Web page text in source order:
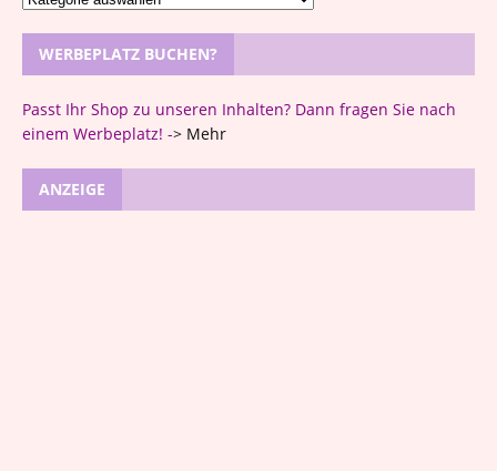
WERBEPLATZ BUCHEN?
Passt Ihr Shop zu unseren Inhalten? Dann fragen Sie nach
einem Werbeplatz! -> Mehr
ANZEIGE